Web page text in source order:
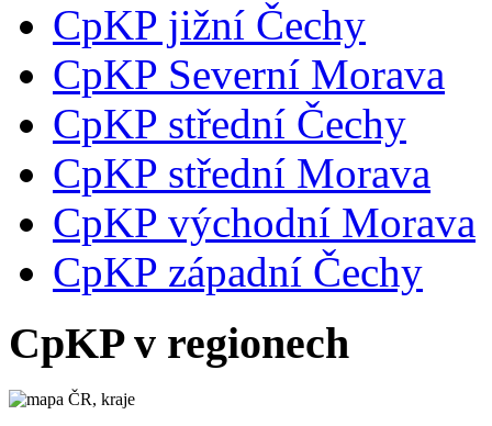
CpKP jižní Čechy
CpKP Severní Morava
CpKP střední Čechy
CpKP střední Morava
CpKP východní Morava
CpKP západní Čechy
CpKP v regionech